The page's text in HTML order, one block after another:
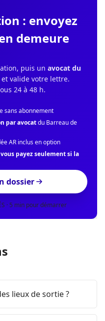
: envoyez
demeure
puis un avocat du
valide votre lettre.
24 à 48 h.
sans abonnement
par avocatdu Barreau de
AR inclus en option
vous payez seulement si la
dossier
· 5 min pour démarrer
lieux de sortie ?